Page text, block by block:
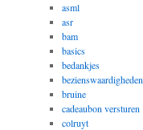
asml
asr
bam
basics
bedankjes
bezienswaardigheden
bruine
cadeaubon versturen
colruyt